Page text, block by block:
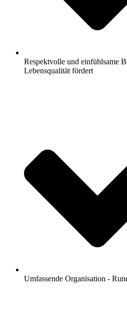
Respektvolle und einfühlsame
Lebensqualität fördert
Umfassende Organisation -